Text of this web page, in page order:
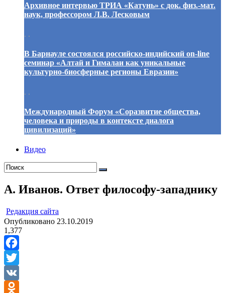
Архивное интервью ТРИА «Катунь» с док. физ.-мат.
наук, профессором Л.В. Лесковым
. .
В Барнауле состоялся российско-индийский on-line
семинар «Алтай и Гималаи как уникальные
культурно-биосферные регионы Евразии»
. .
Международный Форум «Соразвитие общества,
человека и природы в контексте диалога
цивилизаций»
Видео
А. Иванов. Ответ философу-западнику
Редакция cайта
Опубликовано 23.10.2019
1,377
Facebook
Twitter
VK